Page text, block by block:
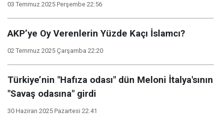
03 Temmuz 2025 Perşembe 22:56
AKP’ye Oy Verenlerin Yüzde Kaçı İslamcı?
02 Temmuz 2025 Çarşamba 22:20
Türkiye’nin "Hafıza odası" dün Meloni İtalya'sının
"Savaş odasına" girdi
30 Haziran 2025 Pazartesi 22:41